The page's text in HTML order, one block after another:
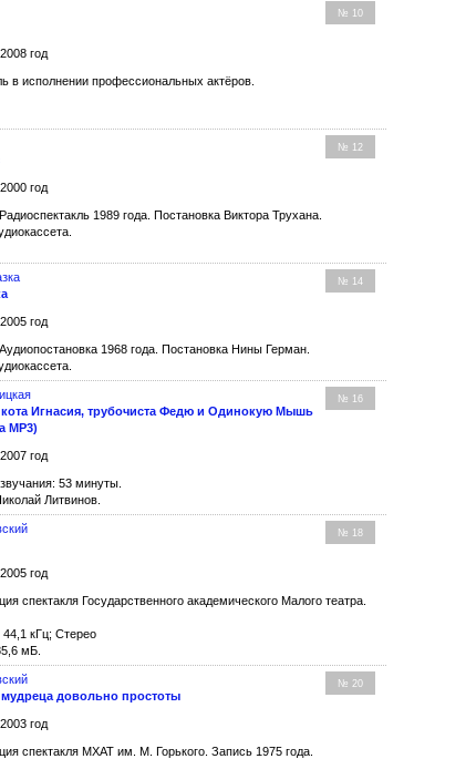
№ 10
год
в исполнении профессиональных актёров.
№ 12
год
Радиоспектакль 1989 года. Постановка Виктора Трухана.
№ 14
год
Аудиопостановка 1968 года. Постановка Нины Герман.
№ 16
кота Игнасия, трубочиста Федю и Одинокую Мышь
MP3)
год
53 минуты.
Литвинов.
№ 18
год
спектакля Государственного академического Малого театра.
44,1 кГц; Стерео
мБ.
№ 20
мудреца довольно простоты
год
спектакля МХАТ им. М. Горького. Запись 1975 года.